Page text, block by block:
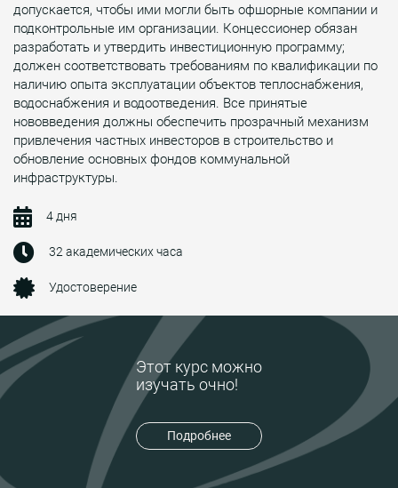
Этот курс можно
изучать очно!
Подробнее
допускается, чтобы ими могли быть офшорные компании и
подконтрольные им организации. Концессионер обязан
разработать и утвердить инвестиционную программу;
должен соответствовать требованиям по квалификации по
наличию опыта эксплуатации объектов теплоснабжения,
водоснабжения и водоотведения. Все принятые
нововведения должны обеспечить прозрачный механизм
привлечения частных инвесторов в строительство и
обновление основных фондов коммунальной
инфраструктуры.
4 дня
32 академических часа
Удостоверение